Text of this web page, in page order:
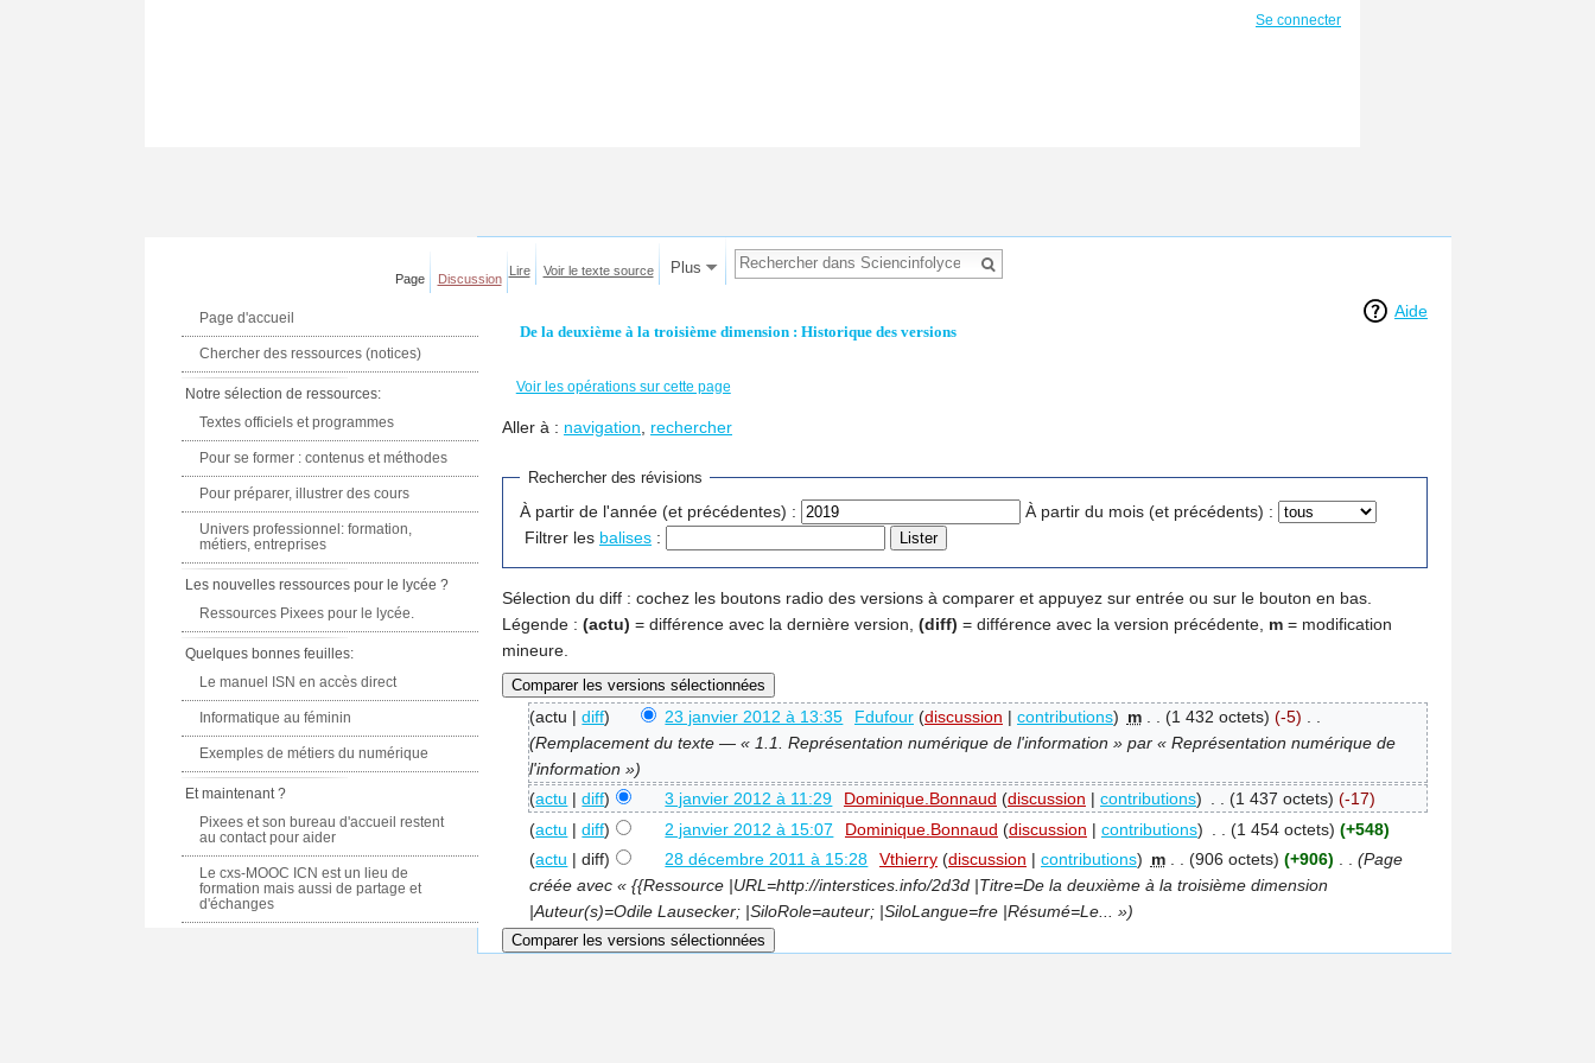
Aide
De la deuxième à la troisième dimension : Historique des versions
Voir les opérations sur cette page
Aller à : navigation, rechercher
Rechercher des révisions
À partir de l'année (et précédentes) :
À partir du mois (et précédents) :
Filtrer les balises :
Sélection du diff : cochez les boutons radio des versions à comparer et appuyez sur entrée ou sur le bouton en bas.
Légende : (actu) = différence avec la dernière version, (diff) = différence avec la version précédente, m = modification
mineure.
(actu |diff) 23 janvier 2012 à 13:35 Fdufour (discussion | contributions) m (1 432 octets) (-5)
(Remplacement du texte — « 1.1. Représentation numérique de l'information » par « Représentation numérique de
l'information »)
(actu |diff) 3 janvier 2012 à 11:29 Dominique.Bonnaud (discussion | contributions) . . (1 437 octets) (-17)
(actu |diff) 2 janvier 2012 à 15:07 Dominique.Bonnaud (discussion | contributions) (1 454 octets) (+548)
(actu | diff) 28 décembre 2011 à 15:28 Vthierry (discussion | contributions) m (906 octets) (+906)
(Page
créée avec « {{Ressource |URL=http://interstices.info/2d3d |Titre=De la deuxième à la troisième dimension
|Auteur(s)=Odile Lausecker; |SiloRole=auteur; |SiloLangue=fre |Résumé=Le... »)
Se connecter
Page Discussion
Lire Voir le texte source Plus
Page d'accueil
Chercher des ressources (notices)
Notre sélection de ressources:
Textes officiels et programmes
Pour se former : contenus et méthodes
Pour préparer, illustrer des cours
Univers professionnel: formation,
métiers, entreprises
Les nouvelles ressources pour le lycée ?
Ressources Pixees pour le lycée.
Quelques bonnes feuilles:
Le manuel ISN en accès direct
Informatique au féminin
Exemples de métiers du numérique
Et maintenant ?
Pixees et son bureau d'accueil restent
au contact pour aider
Le cxs-MOOC ICN est un lieu de
formation mais aussi de partage et
d'échanges